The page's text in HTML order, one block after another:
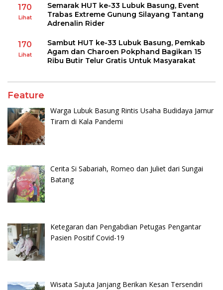
170
Lihat
Semarak HUT ke-33 Lubuk Basung, Event
Trabas Extreme Gunung Silayang Tantang
Adrenalin Rider
170
Lihat
Sambut HUT ke-33 Lubuk Basung, Pemkab
Agam dan Charoen Pokphand Bagikan 15
Ribu Butir Telur Gratis Untuk Masyarakat
Feature
Warga Lubuk Basung Rintis Usaha Budidaya Jamur
Tiram di Kala Pandemi
Cerita Si Sabariah, Romeo dan Juliet dari Sungai
Batang
Ketegaran dan Pengabdian Petugas Pengantar
Pasien Positif Covid-19
Wisata Sajuta Janjang Berikan Kesan Tersendiri